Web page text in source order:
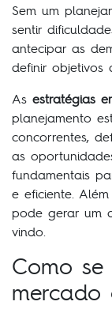
Sem um
sentir
antecipar as
definir objetivos
As estratégias
planejamento
concorrentes,
as
fundamentais
e eficiente.
pode gerar um
vindo.
Como
mercado